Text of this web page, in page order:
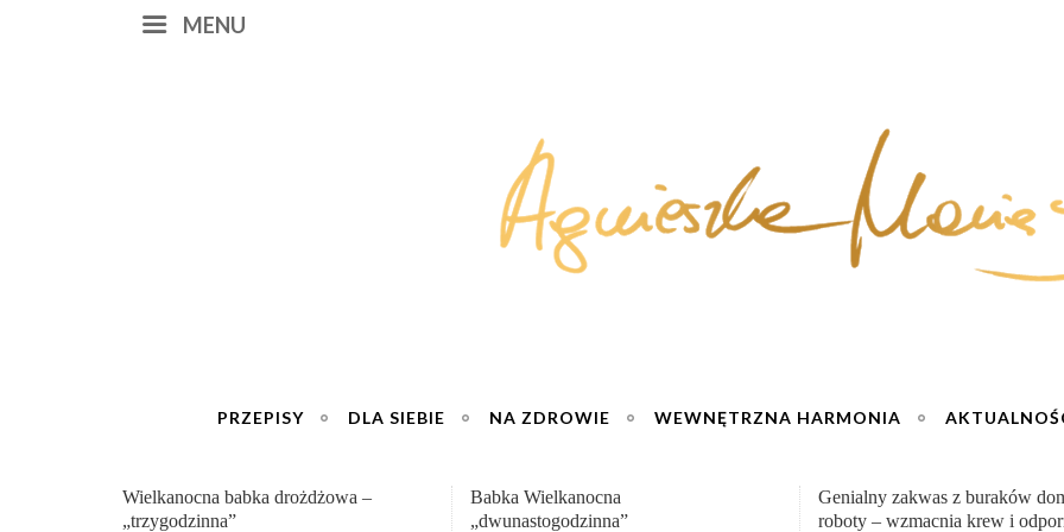
MENU
PRZEPISY DLA SIEBIE NA ZDROWIE WEWNĘTRZNA HARMONIA
Babka Wielkanocna
„dwunastogodzinna”
Genialny zakwas z buraków domowej
roboty – wzmacnia krew i odporność
„Przemiana” Podróż do siły i